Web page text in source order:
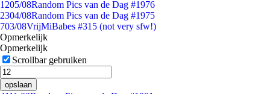
1205/08Random Pics van de Dag #1976
2304/08Random Pics van de Dag #1975
703/08VrijMiBabes #315 (not very sfw!)
Opmerkelijk
Opmerkelijk
Scrollbar gebruiken
opslaan